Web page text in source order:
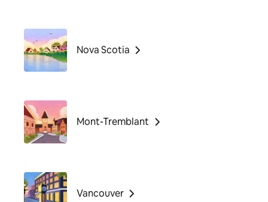
Nova Scotia
Mont-Tremblant
Vancouver